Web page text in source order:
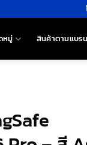
หมู่ สินค้าตามแบร